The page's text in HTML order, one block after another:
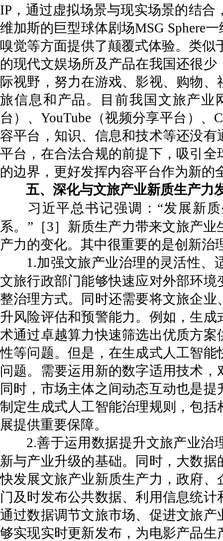
IP，通过虚拟场景与现实场景的结
维加斯的巨型球体剧场MSG Sphere
嗅觉等方面提供了颠覆式体验。类似
的现代文娱场所及产品在我国还很
际视野，努力在游戏、影视、购物
旅信息和产品。目前我国文旅产业
台）、YouTube（视频分享平台）、
容平台，知识、信息和技术等还没
平台，在合法合规的前提下，吸引
的边界，更好发挥内容平台作为新的
五、深化与文旅产业新质生产力
习近平总书记强调：“发展新
系。”［3］新质生产力带来文旅产
产力的变化。其中很重要的是创新
1.加强文旅产业治理的灵活性、
文旅行政部门能够快速应对外部环
整治理方式。同时还需要将文旅企
升风险评估和预警能力。例如，生
术通过卓越算力快速筛选出优质方
性等问题。但是，在生成式人工智
问题。需要运用新的数字适用技术
同时，市场主体之间动态互动也是
制定生成式人工智能治理规则，包
展提供重要保障。
2.善于运用数据提升文旅产业治
新与产业升级的基础。同时，大数
快发展文旅产业新质生产力，政府
门及时发布公共数据、利用信息统
通过数据调节文旅市场、促进文旅
够实现实时更新发布，为电影产品